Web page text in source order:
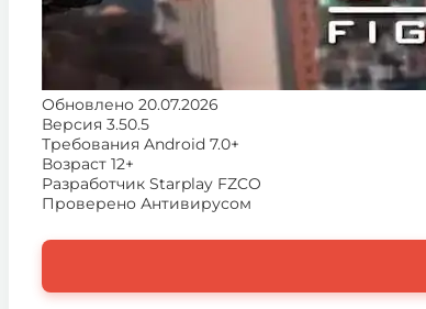
Обновлено 20.07.2026
Версия 3.50.5
Требования Android 7.0+
Возраст 12+
Разработчик Starplay FZCO
Проверено Антивирусом